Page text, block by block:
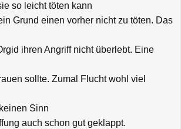
so leicht töten kann
Grund einen vorher nicht zu töten. Das
ihren Angriff nicht überlebt. Eine
sollte. Zumal Flucht wohl viel
Sinn
auch schon gut geklappt.